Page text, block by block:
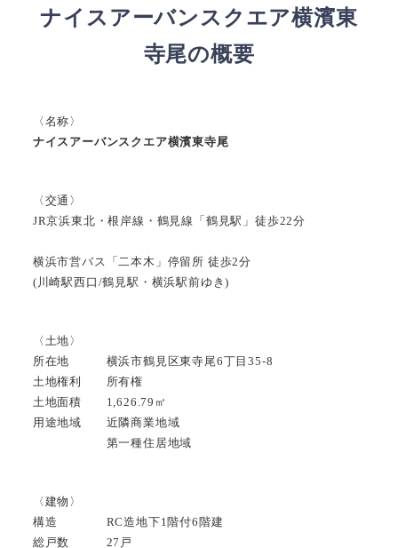
ナイスアーバンスクエア横濱東
寺尾の概要
〈名称〉
ナイスアーバンスクエア横濱東寺尾
〈交通〉
JR京浜東北・根岸線・鶴見線「鶴見駅」徒歩22分
横浜市営バス「二本木」停留所 徒歩2分
(川崎駅西口/鶴見駅・横浜駅前ゆき)
〈土地〉
所在地 横浜市鶴見区東寺尾6丁目35-8
土地権利 所有権
土地面積 1,626.79㎡
用途地域 近隣商業地域
第一種住居地域
〈建物〉
構造 RC造地下1階付6階建
総戸数 27戸